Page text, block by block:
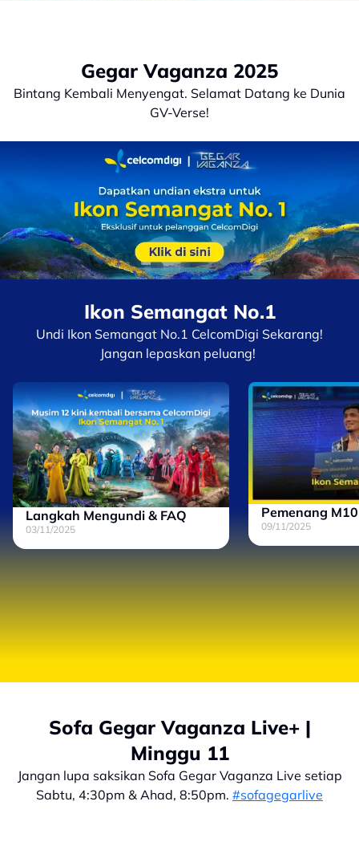
Gegar Vaganza 2025
Bintang Kembali Menyengat. Selamat Datang ke Dunia
GV-Verse!
Ikon Semangat No.1
Undi Ikon Semangat No.1 CelcomDigi Sekarang!
Jangan lepaskan peluang!
Langkah Mengundi & FAQ
03/11/2025
Pemenang
09/11/2025
Sofa Gegar Vaganza Live+ |
Minggu 11
Jangan lupa saksikan Sofa Gegar Vaganza Live setiap
Sabtu, 4:30pm & Ahad, 8:50pm. #sofagegarlive